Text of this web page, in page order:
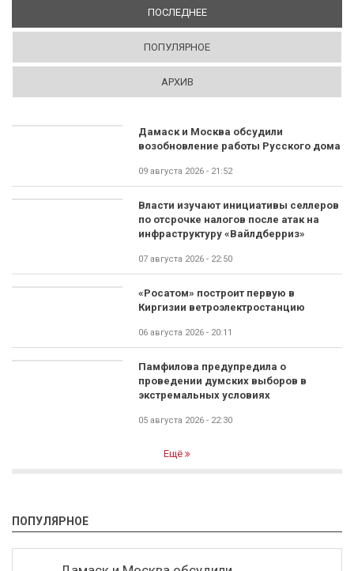
ПОСЛЕДНЕЕ(АКТИВНАЯ ВКЛАДКА)
ПОПУЛЯРНОЕ
АРХИВ
Дамаск и Москва обсудили
возобновление работы Русского дома
09 августа 2026 - 21:52
Власти изучают инициативы селлеров
по отсрочке налогов после атак на
инфраструктуру «Вайлдберриз»
07 августа 2026 - 22:50
«Росатом» построит первую в
Киргизии ветроэлектростанцию
06 августа 2026 - 20:11
Памфилова предупредила о
проведении думских выборов в
экстремальных условиях
05 августа 2026 - 22:30
Ещё
ПОПУЛЯРНОЕ